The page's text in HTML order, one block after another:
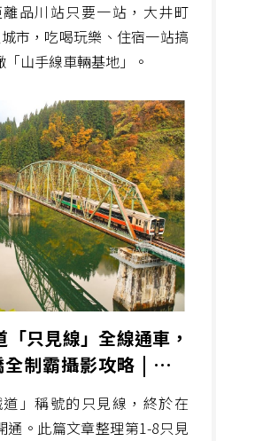
品川站只要一站，大井町
市，吃喝玩樂、住宿一站搞
山手線車輛基地」。
只見線」全線通車，
制霸攝影攻略 | 只見
點座標連結、只見川橋
再開記念)
」稱號的只見線，終於在
通。此篇文章整理第1-8只見